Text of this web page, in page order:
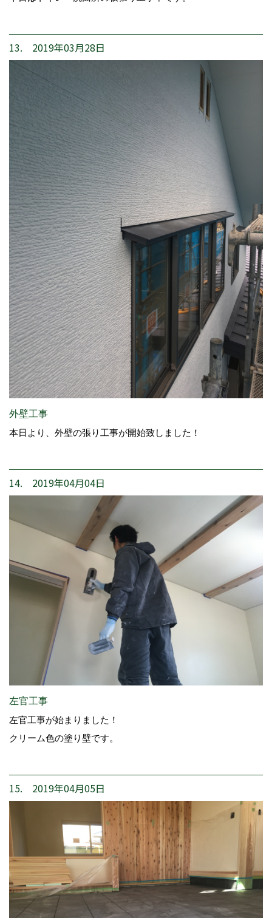
13. 2019年03月28日
外壁工事
本日より、外壁の張り工事が開始致しました！
14. 2019年04月04日
左官工事
左官工事が始まりました！
クリーム色の塗り壁です。
15. 2019年04月05日